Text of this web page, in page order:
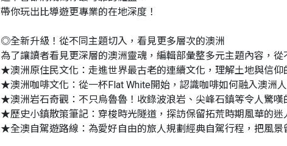
帶你玩出比導遊更專業的在地深度！
◎全新升級！從不同主題切入，看見更多層次的澳洲
為了讓讀者看見更深層的澳洲靈魂，編輯部彙整多元主題內容，從
★澳洲原住民文化：走進世界最古老的連續文化，理解土地與信仰
★澳洲咖啡文化：從一杯Flat White開始，認識咖啡如何融入澳洲
★澳洲岩石奇觀：不只烏魯魯！收錄波浪岩、尖峰石鎮等令人驚嘆
★歷史小鎮散策筆記：穿梭時光隧道，探訪保留拓荒時期風華的迷
★全澳自駕遊路線：為愛好自由的旅人規劃經典自駕行程，把風景